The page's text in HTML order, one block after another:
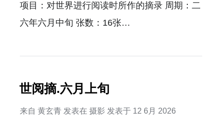
项目：对世界进行阅读时所作的摘录 周期：二
六年六月中旬 张数：16张…
世阅摘.六月上旬
来自 黄玄青 发表在 摄影 发表于 12 6月 2026